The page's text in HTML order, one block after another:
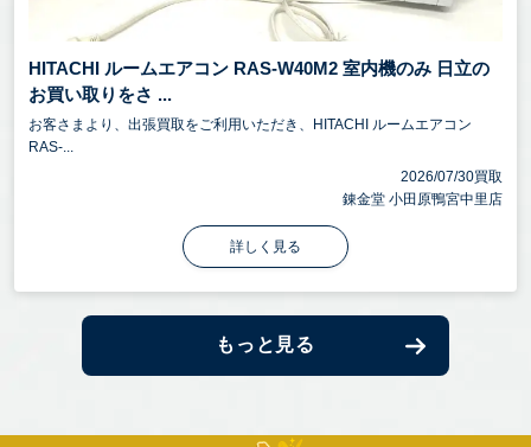
HITACHI ルームエアコン RAS-W40M2 室内機のみ 日立の
お買い取りをさ ...
お客さまより、出張買取をご利用いただき、HITACHI ルームエアコン
RAS-...
2026/07/30買取
錬金堂 小田原鴨宮中里店
詳しく見る
もっと見る